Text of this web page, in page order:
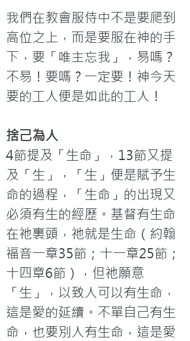
我們在教會服侍中不是要爬到
高位之上，而是要服在神的手
下，要「唯主忘我」，易嗎？
不易！要嗎？一定要！神今天
要的工人便是如此的工人！
捨己為人
4節提及「生命」，13節又提
及「生」，「生」便是賦予生
命的過程，「生命」的出現又
必須有生的經歷。基督有生命
在祂裏頭，祂就是生命（約翰
福音一章35節；十一章25節；
十四章6節），但祂願意
「生」，以致人可以有生命，
這是愛的延續。不單自己有生
命，也要別人有生命，這是愛